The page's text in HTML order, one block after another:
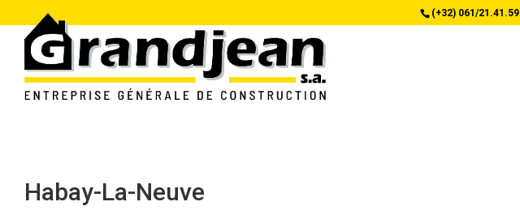
(+32) 061/21.41.59
Habay-La-Neuve